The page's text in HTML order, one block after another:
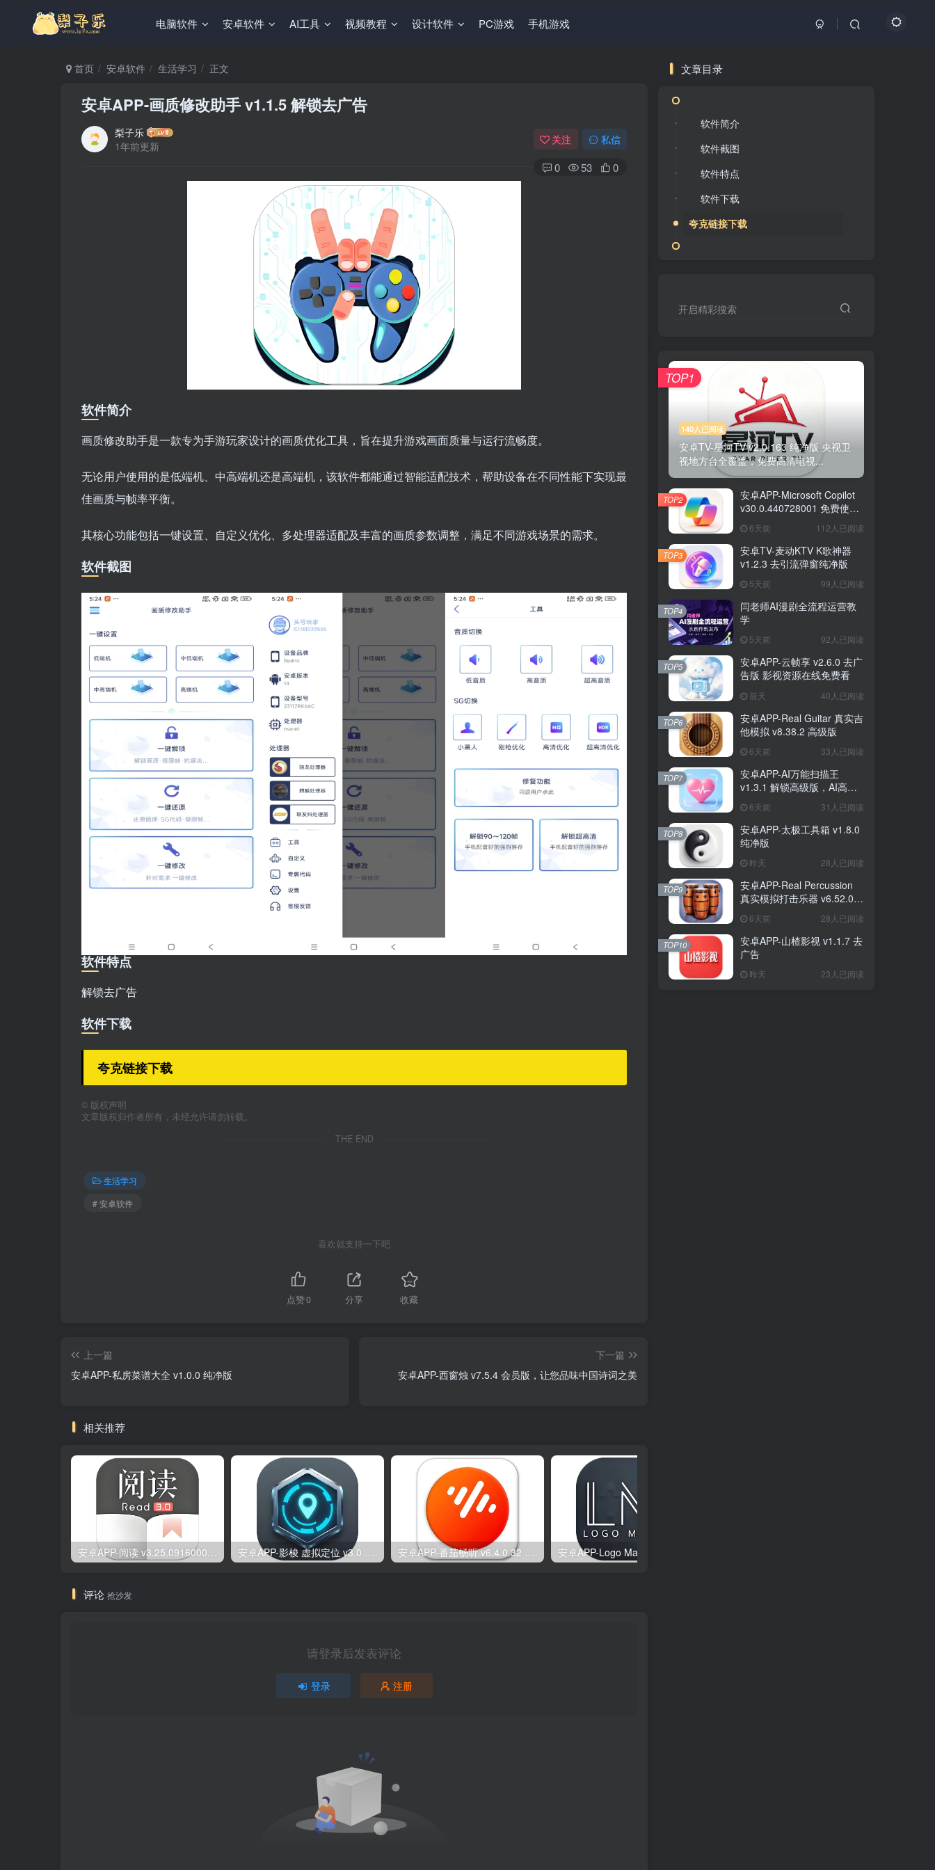
电脑软件 安卓软件 AI工具 视频教程 设计软件 PC游戏 手机游戏
首页 安卓软件 生活学习 正文
安卓APP-画质修改助手 v1.1.5 解锁去广告
梨子乐
1年前更新
关注 私信
0 53 0
软件简介
画质修改助手是一款专为手游玩家设计的画质优化工具，旨在提升游戏画面质量与运行流畅度。
无论用户使用的是低端机、中高端机还是高端机，该软件都能通过智能适配技术，帮助设备在不同性能下实现最
佳画质与帧率平衡。
其核心功能包括一键设置、自定义优化、多处理器适配及丰富的画质参数调整，满足不同游戏场景的需求。
软件截图
软件特点
解锁去广告
软件下载
夸克链接下载
© 版权声明
文章版权归作者所有，未经允许请勿转载。
THE END
生活学习
# 安卓软件
喜欢就支持一下吧
点赞0 分享 收藏
上一篇
安卓APP-私房菜谱大全 v1.0.0 纯净版
下一篇
安卓APP-西窗烛 v7.5.4 会员版，让您品味中国诗词之美
相关推荐
安卓APP-阅读 v3.25.09160000 原版/去除书源限制/内置书源版
评论 抢沙发
请登录后发表评论
登录 注册
文章目录
软件简介
软件截图
软件特点
软件下载
夸克链接下载
开启精彩搜索
140人已阅读
安卓TV-星河TV v2.0.163 纯净版 央视卫
视地方台全覆盖，免费高清电视...
TOP1
安卓APP-Microsoft Copilot
v30.0.440728001 免费使用
6天前 112人已阅读
TOP2
安卓TV-麦动KTV K歌神器
v1.2.3 去引流弹窗纯净版
5天前 99人已阅读
TOP3
闫老师AI漫剧全流程运营教
学
5天前 92人已阅读
TOP4
安卓APP-云帧享 v2.6.0 去广
告版 影视资源在线免费看
前天 40人已阅读
TOP5
安卓APP-Real Guitar 真实吉
他模拟 v8.38.2 高级版
6天前 33人已阅读
TOP6
安卓APP-AI万能扫描王
v1.3.1 解锁高级版，AI高清
具 6天前 31人已阅读
TOP7
安卓APP-太极工具箱 v1.8.0
纯净版
昨天 28人已阅读
TOP8
安卓APP-Real Percussion
真实模拟打击乐器 v6.52.0
6天前 28人已阅读
TOP9
安卓APP-山楂影视 v1.1.7 去
广告
昨天 23人已阅读
TOP10